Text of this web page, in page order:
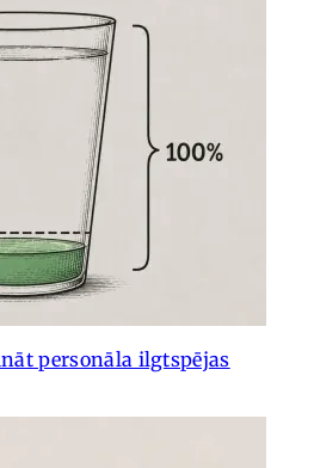
personāla ilgtspējas